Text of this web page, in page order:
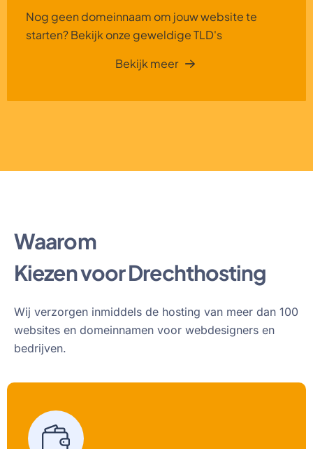
Nog geen domeinnaam om jouw website te
starten? Bekijk onze geweldige TLD's
Bekijk meer
Waarom
Kiezen voor Drechthosting
Wij verzorgen inmiddels de hosting van meer dan 100
websites en domeinnamen voor webdesigners en
bedrijven.